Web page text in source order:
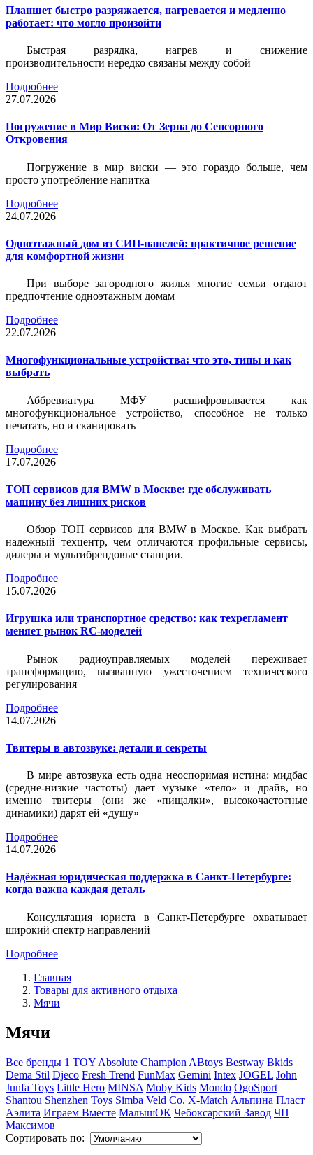
Планшет быстро разряжается, нагревается и медленно
работает: что могло произойти
Быстрая разрядка, нагрев и снижение
производительности нередко связаны между собой
Подробнее
27.07.2026
Погружение в Мир Виски: От Зерна до Сенсорного
Откровения
Погружение в мир виски — это гораздо больше, чем
просто употребление напитка
Подробнее
24.07.2026
Одноэтажный дом из СИП-панелей: практичное решение
для комфортной жизни
При выборе загородного жилья многие семьи отдают
предпочтение одноэтажным домам
Подробнее
22.07.2026
Многофункциональные устройства: что это, типы и как
выбрать
Аббревиатура МФУ расшифровывается как
многофункциональное устройство, способное не только
печатать, но и сканировать
Подробнее
17.07.2026
ТОП сервисов для BMW в Москве: где обслуживать
машину без лишних рисков
Обзор ТОП сервисов для BMW в Москве. Как выбрать
надежный техцентр, чем отличаются профильные сервисы,
дилеры и мультибрендовые станции.
Подробнее
15.07.2026
Игрушка или транспортное средство: как техрегламент
меняет рынок RC-моделей
Рынок радиоуправляемых моделей переживает
трансформацию, вызванную ужесточением технического
регулирования
Подробнее
14.07.2026
Твитеры в автозвуке: детали и секреты
В мире автозвука есть одна неоспоримая истина: мидбас
(средне-низкие частоты) дает музыке «тело» и драйв, но
именно твитеры (они же «пищалки», высокочастотные
динамики) дарят ей «душу»
Подробнее
14.07.2026
Надёжная юридическая поддержка в Санкт-Петербурге:
когда важна каждая деталь
Консультация юриста в Санкт-Петербурге охватывает
широкий спектр направлений
Подробнее
Главная
Товары для активного отдыха
Мячи
Мячи
Все бренды 1 TOY Absolute Champion ABtoys Bestway Bkids
Dema Stil Djeco Fresh Trend FunMax Gemini Intex JOGEL John
Junfa Toys Little Hero MINSA Moby Kids Mondo OgoSport
Shantou Shenzhen Toys Simba Veld Co. X-Match Альпина Пласт
Аэлита Играем Вместе МалышОК Чебоксарский Завод ЧП
Максимов
Сортировать по: